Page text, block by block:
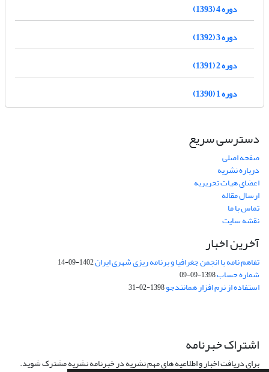
دوره 4 (1393)
دوره 3 (1392)
دوره 2 (1391)
دوره 1 (1390)
دسترسی سریع
صفحه اصلی
درباره نشریه
اعضای هیات تحریریه
ارسال مقاله
تماس با ما
نقشه سایت
آخرین اخبار
تفاهم نامه با انجمن جغرافیا و برنامه ریزی شهری ایران1402-09-14
شماره حساب1398-09-09
استفاده از نرم افزار همانندجو1398-02-31
اشتراک خبرنامه
برای دریافت اخبار و اطلاعیه های مهم نشریه در خبرنامه نشریه مشترک شوید.